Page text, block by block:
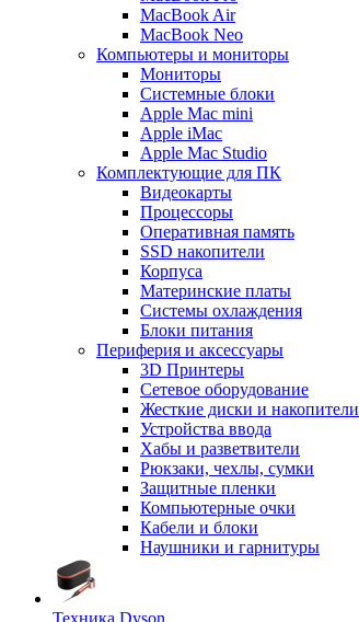
MacBook Air
MacBook Neo
Компьютеры и мониторы
Мониторы
Системные блоки
Apple Mac mini
Apple iMac
Apple Mac Studio
Комплектующие для ПК
Видеокарты
Процессоры
Оперативная память
SSD накопители
Корпуса
Материнские платы
Системы охлаждения
Блоки питания
Периферия и аксессуары
3D Принтеры
Сетевое оборудование
Жесткие диски и накопители
Устройства ввода
Хабы и разветвители
Рюкзаки, чехлы, сумки
Защитные пленки
Компьютерные очки
Кабели и блоки
Наушники и гарнитуры
Техника Dyson